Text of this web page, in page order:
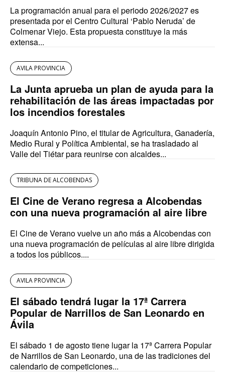
La programación anual para el periodo 2026/2027 es
presentada por el Centro Cultural ‘Pablo Neruda’ de
Colmenar Viejo. Esta propuesta constituye la más
extensa...
AVILA PROVINCIA
La Junta aprueba un plan de ayuda para la
rehabilitación de las áreas impactadas por
los incendios forestales
Joaquín Antonio Pino, el titular de Agricultura, Ganadería,
Medio Rural y Política Ambiental, se ha trasladado al
Valle del Tiétar para reunirse con alcaldes...
TRIBUNA DE ALCOBENDAS
El Cine de Verano regresa a Alcobendas
con una nueva programación al aire libre
El Cine de Verano vuelve un año más a Alcobendas con
una nueva programación de películas al aire libre dirigida
a todos los públicos....
AVILA PROVINCIA
El sábado tendrá lugar la 17ª Carrera
Popular de Narrillos de San Leonardo en
Ávila
El sábado 1 de agosto tiene lugar la 17ª Carrera Popular
de Narrillos de San Leonardo, una de las tradiciones del
calendario de competiciones...